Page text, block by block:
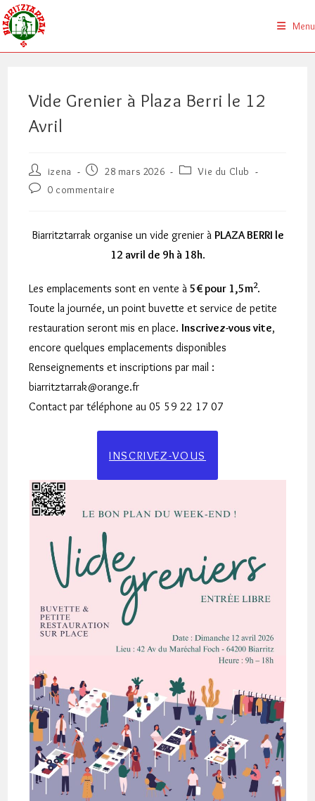
Skip
to
content
Menu
Vide Grenier à Plaza Berri le 12
Avril
Auteur/autrice
de
la
izena
Publication
28 mars 2026
PostVie du Club
Commentaires
publication :
0 commentaire
Biarritztarrak organise un vide grenier à PLAZA BERRI le
12 avril de 9h à 18h.
Les emplacements sont en vente à5€ pour 1,5m2.
Toute la journée, un point buvette et service de petite
restauration seront mis en place. Inscrivez-vous vite,
encore quelques emplacements disponibles
Renseignements et inscriptions par mail :
biarritztarrak@orange.fr
Contact par téléphone au 05 59 22 17 07
INSCRIVEZ-VOUS